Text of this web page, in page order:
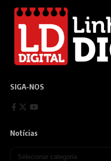
SIGA-NOS
Notícias